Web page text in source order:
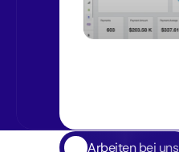
Arbeiten bei uns